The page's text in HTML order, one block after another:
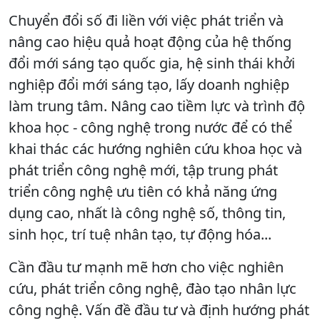
Chuyển đổi số đi liền với việc phát triển và
nâng cao hiệu quả hoạt động của hệ thống
đổi mới sáng tạo quốc gia, hệ sinh thái khởi
nghiệp đổi mới sáng tạo, lấy doanh nghiệp
làm trung tâm. Nâng cao tiềm lực và trình độ
khoa học - công nghệ trong nước để có thể
khai thác các hướng nghiên cứu khoa học và
phát triển công nghệ mới, tập trung phát
triển công nghệ ưu tiên có khả năng ứng
dụng cao, nhất là công nghệ số, thông tin,
sinh học, trí tuệ nhân tạo, tự động hóa...
Cần đầu tư mạnh mẽ hơn cho việc nghiên
cứu, phát triển công nghệ, đào tạo nhân lực
công nghệ. Vấn đề đầu tư và định hướng phát